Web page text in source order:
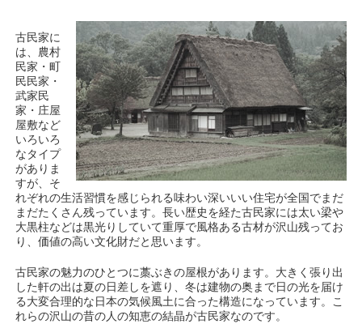
古民家に
は、農村
民家・町
民民家・
武家民
家・庄屋
屋敷など
いろいろ
なタイプ
がありま
すが、そ
れぞれの生活習慣を感じられる味わい深いいい住宅が全国でまだ
まだたくさん残っています。長い歴史を経た古民家には太い梁や
大黒柱などは黒光りしていて重厚で風格ある古材が沢山残ってお
り、価値の高い文化財だと思います。
古民家の魅力のひとつに藁ぶきの屋根があります。大きく張り出
した軒の出は夏の日差しを遮り、冬は建物の奥まで日の光を届け
る大変合理的な日本の気候風土に合った構造になっています。こ
れらの沢山の昔の人の知恵の結晶が古民家なのです。